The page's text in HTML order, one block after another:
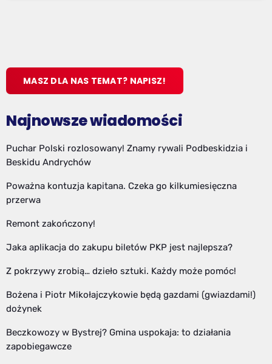
MASZ DLA NAS TEMAT? NAPISZ!
Najnowsze wiadomości
Puchar Polski rozlosowany! Znamy rywali Podbeskidzia i
Beskidu Andrychów
Poważna kontuzja kapitana. Czeka go kilkumiesięczna
przerwa
Remont zakończony!
Jaka aplikacja do zakupu biletów PKP jest najlepsza?
Z pokrzywy zrobią… dzieło sztuki. Każdy może pomóc!
Bożena i Piotr Mikołajczykowie będą gazdami (gwiazdami!)
dożynek
Beczkowozy w Bystrej? Gmina uspokaja: to działania
zapobiegawcze